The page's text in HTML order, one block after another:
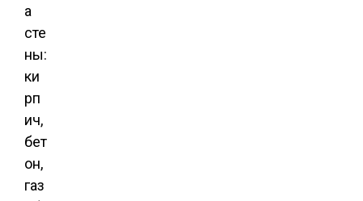
а
сте
ны:
ки
рп
ич,
бет
он,
газ